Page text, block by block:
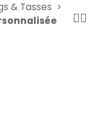
& Tasses